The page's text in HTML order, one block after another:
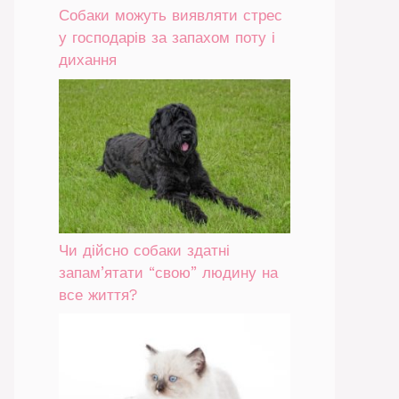
Собаки можуть виявляти стрес
у господарів за запахом поту і
дихання
Чи дійсно собаки здатні
запам’ятати “свою” людину на
все життя?